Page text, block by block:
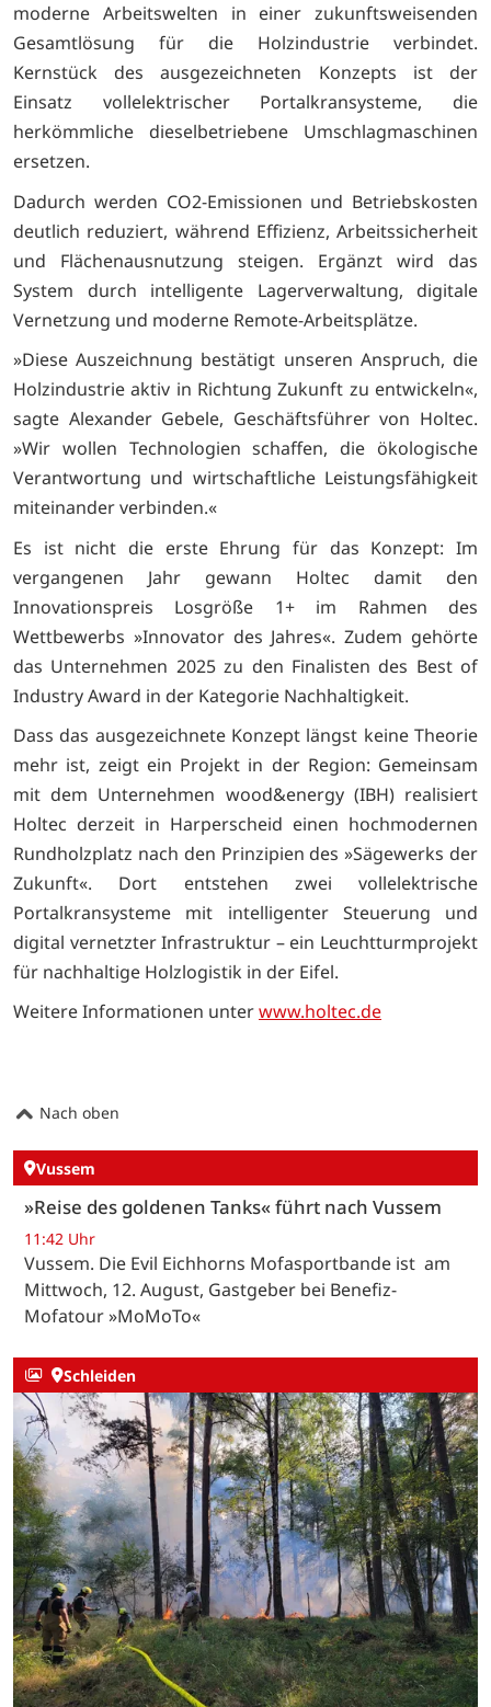
moderne Arbeitswelten in einer zukunftsweisenden
Gesamtlösung für die Holzindustrie verbindet.
Kernstück des ausgezeichneten Konzepts ist der
Einsatz vollelektrischer Portalkransysteme, die
herkömmliche dieselbetriebene Umschlagmaschinen
ersetzen.
Dadurch werden CO2-Emissionen und Betriebskosten
deutlich reduziert, während Effizienz, Arbeitssicherheit
und Flächenausnutzung steigen. Ergänzt wird das
System durch intelligente Lagerverwaltung, digitale
Vernetzung und moderne Remote-Arbeitsplätze.
»Diese Auszeichnung bestätigt unseren Anspruch, die
Holzindustrie aktiv in Richtung Zukunft zu entwickeln«,
sagte Alexander Gebele, Geschäftsführer von Holtec.
»Wir wollen Technologien schaffen, die ökologische
Verantwortung und wirtschaftliche Leistungsfähigkeit
miteinander verbinden.«
Es ist nicht die erste Ehrung für das Konzept: Im
vergangenen Jahr gewann Holtec damit den
Innovationspreis Losgröße 1+ im Rahmen des
Wettbewerbs »Innovator des Jahres«. Zudem gehörte
das Unternehmen 2025 zu den Finalisten des Best of
Industry Award in der Kategorie Nachhaltigkeit.
Dass das ausgezeichnete Konzept längst keine Theorie
mehr ist, zeigt ein Projekt in der Region: Gemeinsam
mit dem Unternehmen wood&energy (IBH) realisiert
Holtec derzeit in Harperscheid einen hochmodernen
Rundholzplatz nach den Prinzipien des »Sägewerks der
Zukunft«. Dort entstehen zwei vollelektrische
Portalkransysteme mit intelligenter Steuerung und
digital vernetzter Infrastruktur – ein Leuchtturmprojekt
für nachhaltige Holzlogistik in der Eifel.
Weitere Informationen unterwww.holtec.de
Nach oben
Vussem
»Reise des goldenen Tanks« führt nach Vussem
11:42 Uhr
Vussem. Die Evil Eichhorns Mofasportbande ist am
Mittwoch, 12. August, Gastgeber bei Benefiz-
Mofatour »MoMoTo«
Schleiden